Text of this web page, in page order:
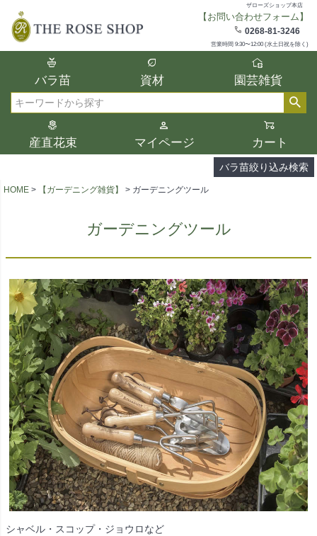
ザローズショップ本店
【お問い合わせフォーム】
0268-81-3246
営業時間 9:30〜12:00 (水土日祝を除く)
バラ苗 資材 園芸雑貨
産直花束 マイページ カート
バラ苗絞り込み検索
在庫
在庫ありのみ表示
検索
複数の条件を選択して絞り込み検索が可能
選択した項目全てに該当する品種のみ検索
結果に表示されます。
タイプ、カラー、ブランドなどは1つずつ選
択してください。
HOME 【ガーデニング雑貨】 ガーデニングツール
ガーデニングツール
シャベル・スコップ・ジョウロなど